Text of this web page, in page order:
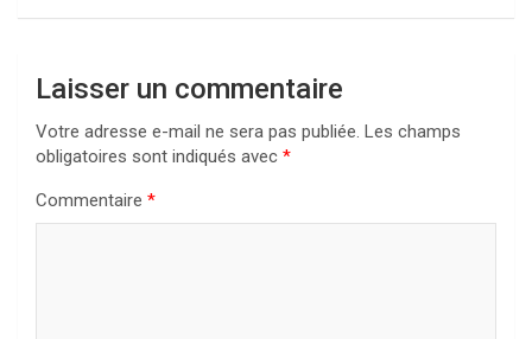
Laisser un commentaire
Votre adresse e-mail ne sera pas publiée. Les champs
obligatoires sont indiqués avec *
Commentaire *